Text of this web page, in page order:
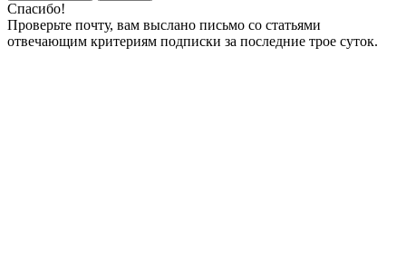
Спасибо!
Проверьте почту, вам выслано письмо со статьями
отвечающим критериям подписки за последние трое суток.